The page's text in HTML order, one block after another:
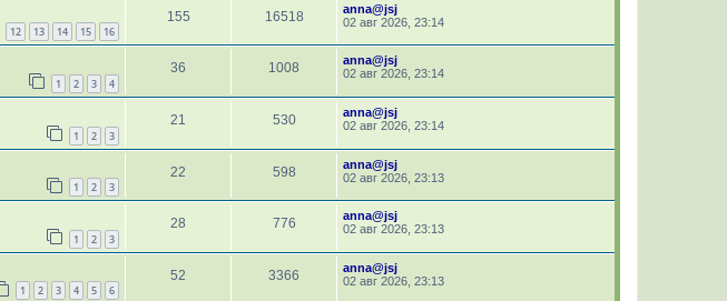
12 13 14 15 16
155 16518
anna@jsj
02 авг 2026, 23:14
1 2 3 4
36 1008
anna@jsj
02 авг 2026, 23:14
1 2 3
21 530
anna@jsj
02 авг 2026, 23:14
1 2 3
22 598
anna@jsj
02 авг 2026, 23:13
1 2 3
28 776
anna@jsj
02 авг 2026, 23:13
1 2 3 4 5 6
52 3366
anna@jsj
02 авг 2026, 23:13